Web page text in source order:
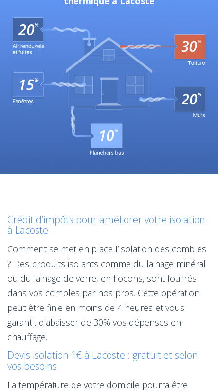
Crédit d’impôts pour améliorer votre isolation
à Lacoste
Comment se met en place l’isolation des combles
? Des produits isolants comme du lainage minéral
ou du lainage de verre, en flocons, sont fourrés
dans vos combles par nos pros. Cette opération
peut être finie en moins de 4 heures et vous
garantit d'abaisser de 30% vos dépenses en
chauffage.
Devis isolation 1€ à Lacoste : gratuit et selon
vos besoins
La température de votre domicile pourra être